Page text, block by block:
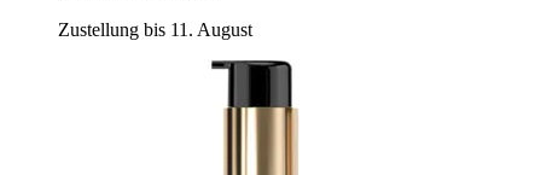
Zustellung bis 11. August